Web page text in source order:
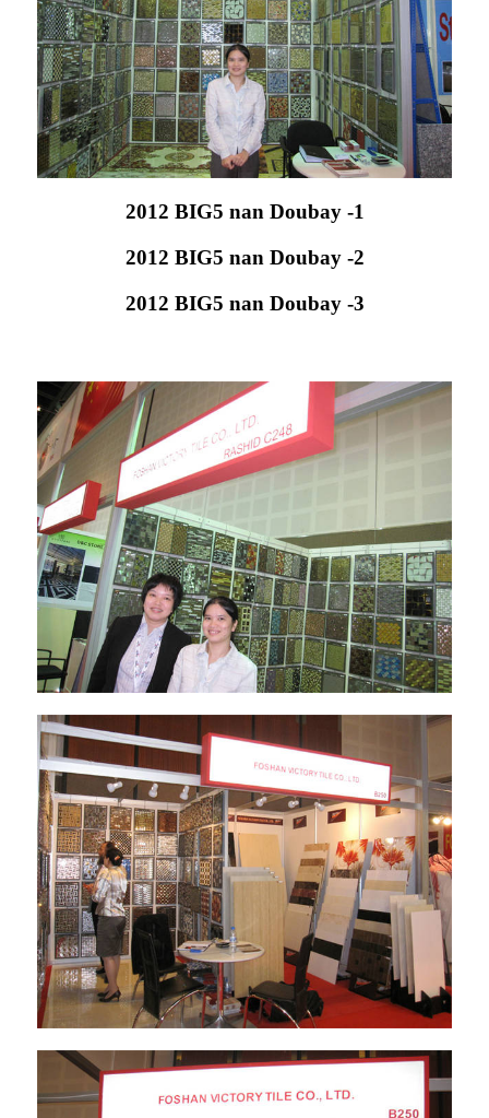
2012 BIG5 nan Doubay -1
2012 BIG5 nan Doubay -2
2012 BIG5 nan Doubay -3